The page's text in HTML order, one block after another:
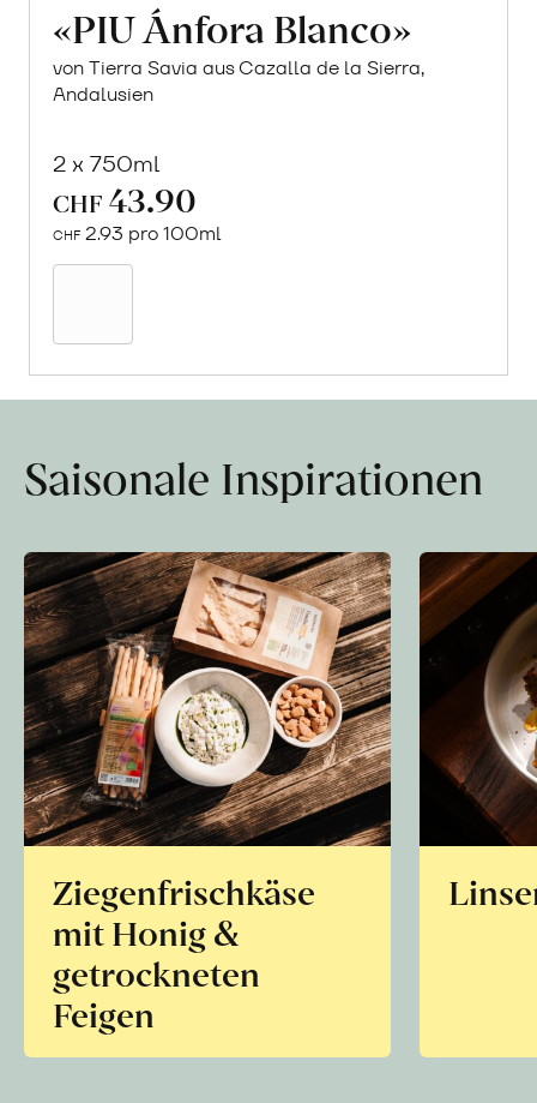
«PIU Ánfora Blanco»
von Tierra Savia aus Cazalla de la Sierra,
Andalusien
2 x 750ml
CHF 43.90
CHF 2.93 pro 100ml
Saisonale Inspirationen
Ziegenfrischkäse
mit Honig &
getrockneten
Feigen